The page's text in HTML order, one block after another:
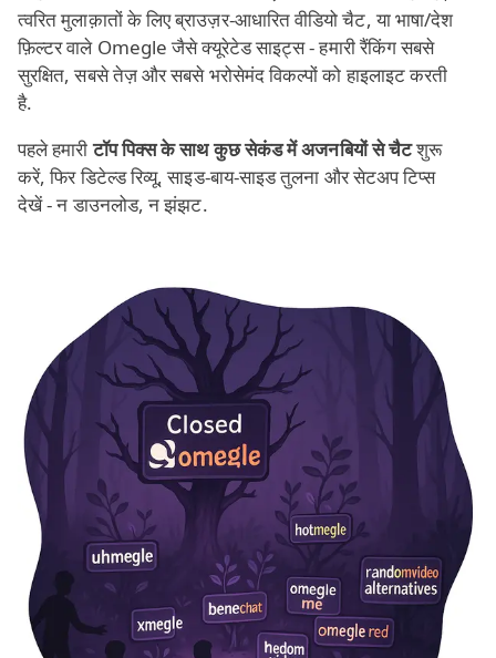
त्वरित मुलाक़ातों के लिए ब्राउज़र‑आधारित वीडियो चैट, या भाषा/देश
फ़िल्टर वाले Omegle जैसे क्यूरेटेड साइट्स - हमारी रैंकिंग सबसे
सुरक्षित, सबसे तेज़ और सबसे भरोसेमंद विकल्पों को हाइलाइट करती
है.
पहले हमारीटॉप पिक्स के साथ कुछ सेकंड में अजनबियों से चैटशुरू
करें, फिर डिटेल्ड रिव्यू, साइड‑बाय‑साइड तुलना और सेटअप टिप्स
देखें - न डाउनलोड, न झंझट.